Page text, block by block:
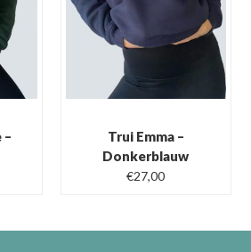
–
Trui Emma –
Donkerblauw
Oorspronkelijke
€49,00.
€27,00Huidige
€27,00.